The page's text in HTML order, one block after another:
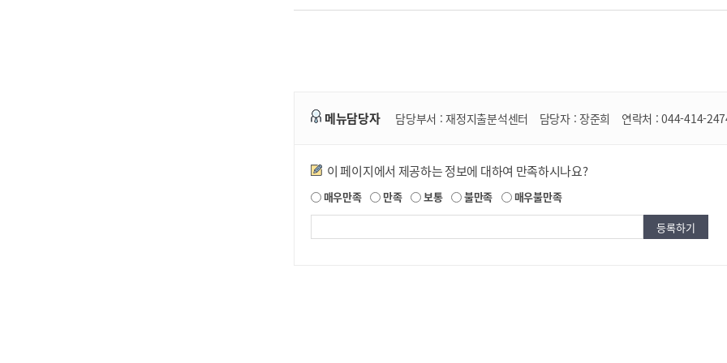
메뉴담당자 담당부서 :재정지출분석센터 담당자 :장준희 연락처 :044-414-
만족도조사
이 페이지에서 제공하는 정보에 대하여 만족하시나요?
매우만족 만족 보통 불만족 매우불만족